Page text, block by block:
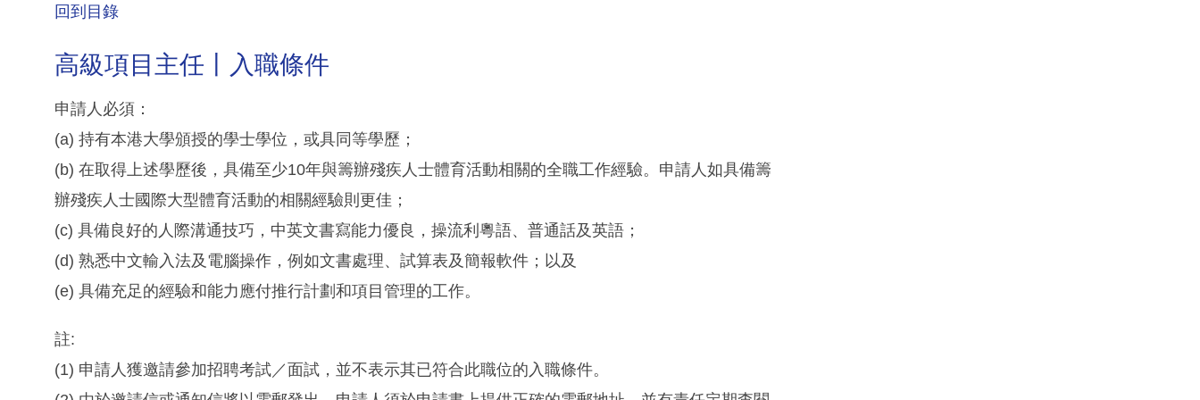
回到目錄
高級項目主任丨入職條件
申請人必須：
(a) 持有本港大學頒授的學士學位，或具同等學歷；
(b) 在取得上述學歷後，具備至少10年與籌辦殘疾人士體育活動相關的全職工作經驗。申請人如具備籌
辦殘疾人士國際大型體育活動的相關經驗則更佳；
(c) 具備良好的人際溝通技巧，中英文書寫能力優良，操流利粵語、普通話及英語；
(d) 熟悉中文輸入法及電腦操作，例如文書處理、試算表及簡報軟件；以及
(e) 具備充足的經驗和能力應付推行計劃和項目管理的工作。
註:
(1) 申請人獲邀請參加招聘考試／面試，並不表示其已符合此職位的入職條件。